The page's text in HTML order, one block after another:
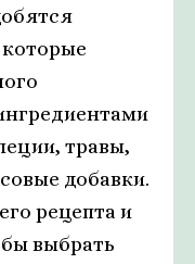
травы,
добавки.
рецепта и
выбрать